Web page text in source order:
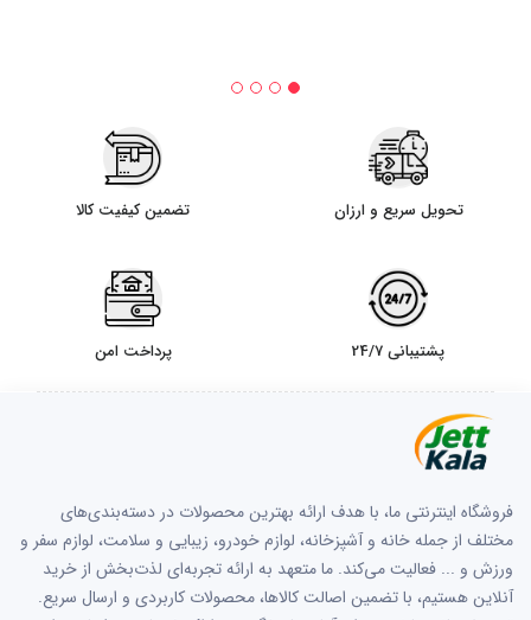
تحویل سریع و ارزان تضمین کیفیت کالا
پشتیبانی 24/7 پرداخت امن
فروشگاه اینترنتی ما، با هدف ارائه بهترین محصولات در دسته‌بندی‌های
مختلف از جمله خانه و آشپزخانه، لوازم خودرو، زیبایی و سلامت، لوازم سفر و
ورزش و ... فعالیت می‌کند. ما متعهد به ارائه تجربه‌ای لذت‌بخش از خرید
آنلاین هستیم، با تضمین اصالت کالاها، محصولات کاربردی و ارسال سریع.